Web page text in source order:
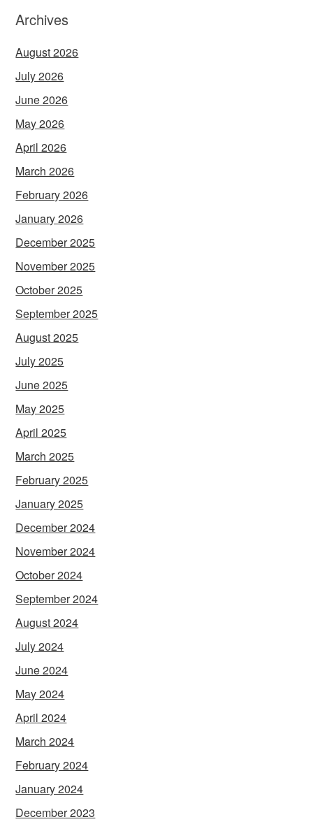
Archives
August 2026
July 2026
June 2026
May 2026
April 2026
March 2026
February 2026
January 2026
December 2025
November 2025
October 2025
September 2025
August 2025
July 2025
June 2025
May 2025
April 2025
March 2025
February 2025
January 2025
December 2024
November 2024
October 2024
September 2024
August 2024
July 2024
June 2024
May 2024
April 2024
March 2024
February 2024
January 2024
December 2023